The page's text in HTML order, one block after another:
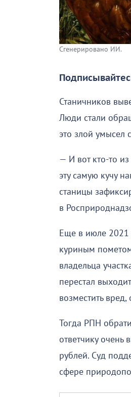
Сгенерировано ИИ.
Станичников
Люди стали
это злой умысел
— И вот кто-то
эту самую кучу
станицы
в
Еще в июле 2021
куриным
владельца
перестал
возместить
Тогда РПН
ответчику
рублей. Суд
сфере